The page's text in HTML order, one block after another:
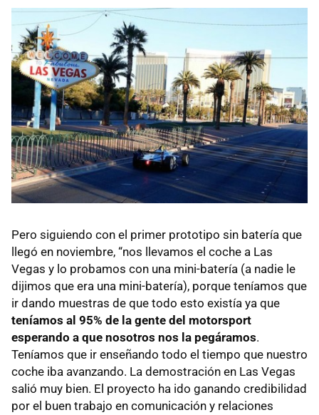
Pero siguiendo con el primer prototipo sin batería que
llegó en noviembre, “nos llevamos el coche a Las
Vegas y lo probamos con una mini-batería (a nadie le
dijimos que era una mini-batería), porque teníamos que
ir dando muestras de que todo esto existía ya que
teníamos al 95% de la gente del motorsport
esperando a que nosotros nos la pegáramos.
Teníamos que ir enseñando todo el tiempo que nuestro
coche iba avanzando. La demostración en Las Vegas
salió muy bien. El proyecto ha ido ganando credibilidad
por el buen trabajo en comunicación y relaciones